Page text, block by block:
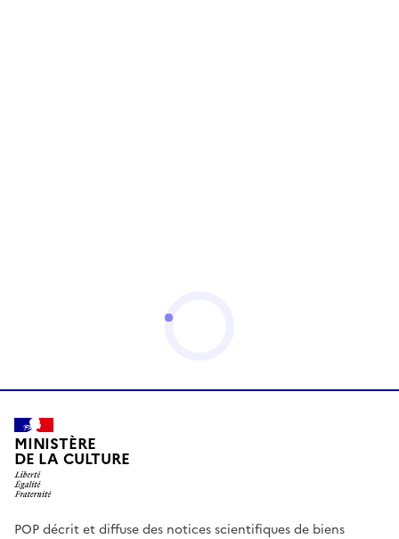
MINISTÈRE
DE LA CULTURE
POP décrit et diffuse des notices scientifiques de biens